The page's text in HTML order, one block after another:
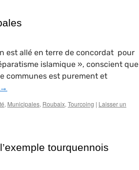
est allé en terre de concordat pour
islamique », conscient que
communes est purement et
→
, Municipales, Roubaix, Tourcoing | Laisser un
tourquennois